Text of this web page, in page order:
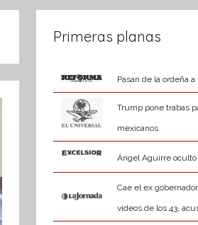
Primeras planas
Pasan de la ordeña
Trump pone trabas
mexicanos
Ángel Aguirre ocultó
Cae el ex
videos de los 43,